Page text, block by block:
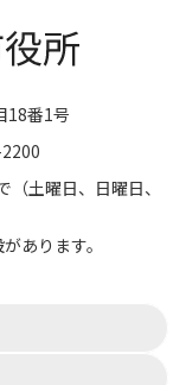
18番1号
土曜日、日曜日、
あります。